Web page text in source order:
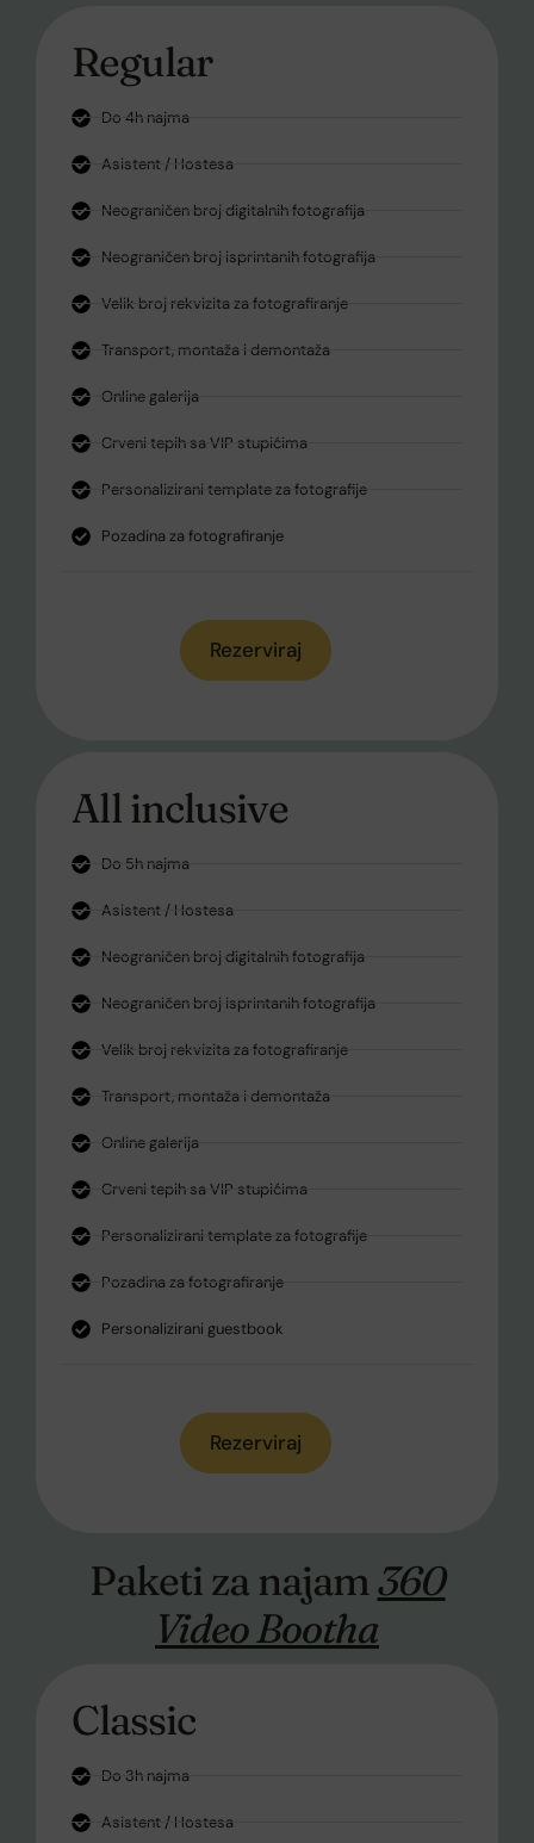
Regular
Do 4h najma
Asistent / Hostesa
Neograničen broj digitalnih fotografija
Neograničen broj isprintanih fotografija
Velik broj rekvizita za fotografiranje
Transport, montaža i demontaža
Online galerija
Crveni tepih sa VIP stupićima
Personalizirani template za fotografije
Pozadina za fotografiranje
Rezerviraj
All inclusive
Do 5h najma
Asistent / Hostesa
Neograničen broj digitalnih fotografija
Neograničen broj isprintanih fotografija
Velik broj rekvizita za fotografiranje
Transport, montaža i demontaža
Online galerija
Crveni tepih sa VIP stupićima
Personalizirani template za fotografije
Pozadina za fotografiranje
Personalizirani guestbook
Rezerviraj
Paketi za najam360
Video Bootha
Classic
Do 3h najma
Asistent / Hostesa